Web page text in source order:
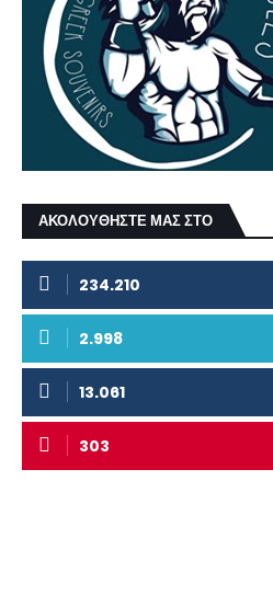
ΑΚΟΛΟΥΘΗΣΤΕ ΜΑΣ ΣΤΟ
234.210
2.998
13.061
303